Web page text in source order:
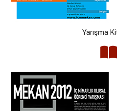
Yarışma